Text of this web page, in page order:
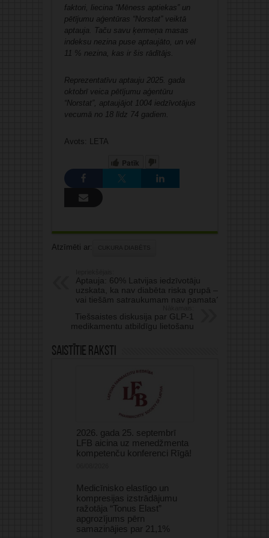
faktori, liecina “Mēness aptiekas” un
pētījumu aģentūras “Norstat” veiktā
aptauja. Taču savu ķermeņa masas
indeksu nezina puse aptaujāto, un vēl
11 % nezina, kas ir šis rādītājs.
Reprezentatīvu aptauju 2025. gada
oktobrī veica pētījumu aģentūru
“Norstat”, aptaujājot 1004 iedzīvotājus
vecumā no 18 līdz 74 gadiem.
Avots: LETA
Patīk
Atzīmēti ar: CUKURA DIABĒTS
Aptauja: 60% Latvijas iedzīvotāju
uzskata, ka nav diabēta riska grupā –
vai tiešām satraukumam nav pamata?
Tiešsaistes diskusija par GLP-1
medikamentu atbildīgu lietošanu
Saistītie raksti
2026. gada 25. septembrī
LFB aicina uz menedžmenta
kompetenču konferenci Rīgā!
Medicīnisko elastīgo un
kompresijas izstrādājumu
ražotāja “Tonus Elast”
apgrozījums pērn
samazinājies par 21,1%